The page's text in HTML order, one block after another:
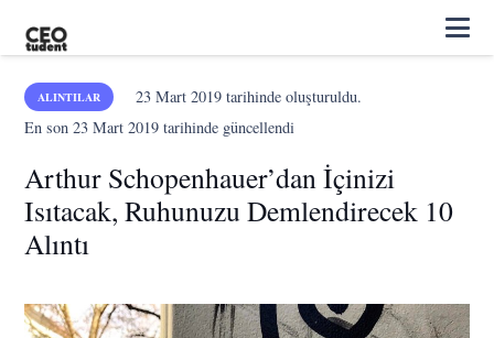
ALINTILAR 23 Mart 2019tarihinde oluşturuldu.
En son23 Mart 2019 tarihinde güncellendi
Arthur Schopenhauer’dan İçinizi
Isıtacak, Ruhunuzu Demlendirecek 10
Alıntı